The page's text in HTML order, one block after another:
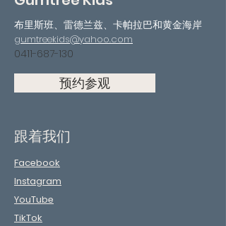
布里斯班、雷德兰兹、卡帕拉巴和黄金海岸
gumtreekids@yahoo.com
0411-687-130
预约参观
跟着我们
Facebook
Instagram
YouTube
TikTok